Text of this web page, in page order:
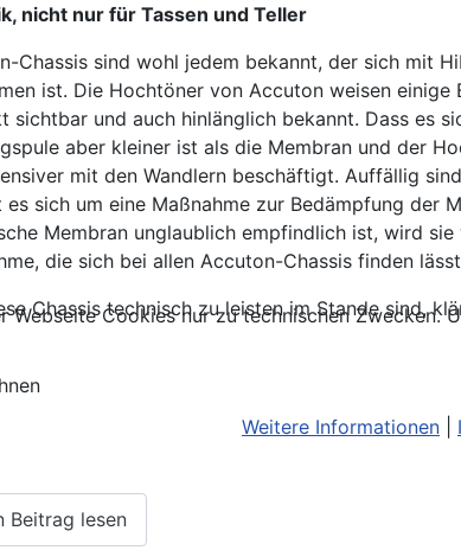
nicht nur für Tassen und Teller
Chassis sind wohl jedem bekannt, der sich mit
ist. Die Hochtöner von Accuton weisen
sichtbar und auch hinlänglich bekannt. Dass es
aber kleiner ist als die Membran und der
mit den Wandlern beschäftigt. Auffällig
es sich um eine Maßnahme zur Bedämpfung der
Membran unglaublich empfindlich ist, wird
die sich bei allen Accuton-Chassis finden
Chassis technisch zu leisten im Stande sind,
Beitrag lesen
Webseite Cookies nur zu technischen
Weitere Informationen